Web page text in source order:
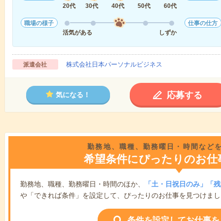
20代 30代 40代 50代 60代
職場の様子
活気がある
しずか
仕事の仕方
派遣会社 株式会社日本パーソナルビジネス
気になる！ 応募する
勤務地、職種、勤務曜日・時間など
希望条件にぴったりのお
勤務地、職種、勤務曜日・時間のほか、
「土・日祝日のみ」「
や「できれば条件」を設定して、ぴったりのお仕事を見つけま